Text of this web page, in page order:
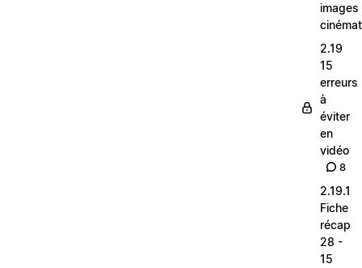
images
2.19
15
erreurs
à
éviter
en
vidéo
8
2.19.1
Fiche
récap
28 -
15